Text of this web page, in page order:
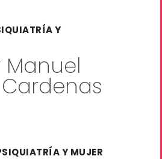
Y
Manuel
Y MUJER